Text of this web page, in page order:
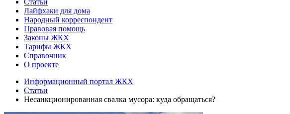
Статьи
Лайфхаки для дома
Народный корреспондент
Правовая помощь
Законы ЖКХ
Тарифы ЖКХ
Справочник
О проекте
Информационный портал ЖКХ
Статьи
Несанкционированная свалка мусора: куда обращаться?